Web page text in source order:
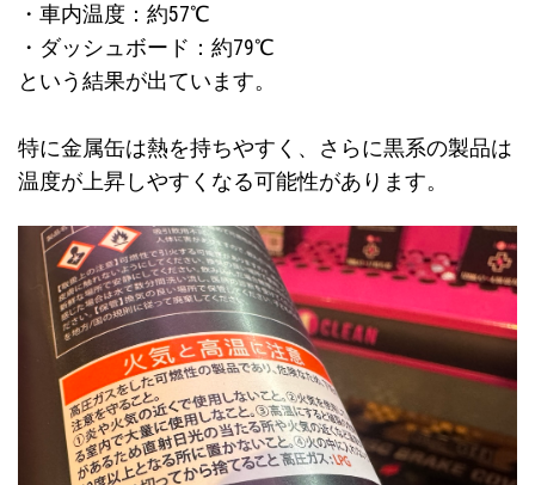
・車内温度：約57℃
・ダッシュボード：約79℃
という結果が出ています。
特に金属缶は熱を持ちやすく、さらに黒系の製品は
温度が上昇しやすくなる可能性があります。